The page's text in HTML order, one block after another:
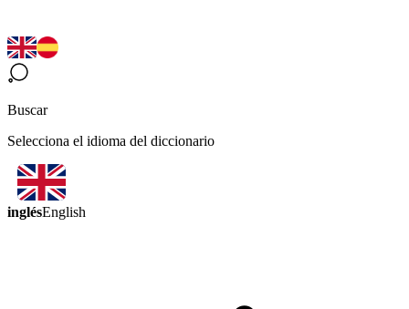
Buscar
Selecciona el idioma del diccionario
inglésEnglish